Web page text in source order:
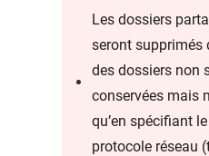
Les dossiers
seront supprimés
des dossiers non
conservées mais
qu’en spécifiant
protocole réseau